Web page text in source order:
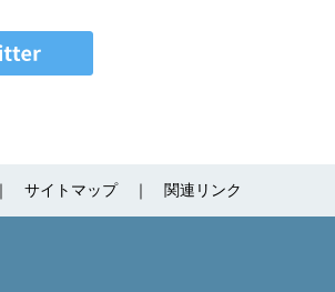
サイトマップ 関連リンク